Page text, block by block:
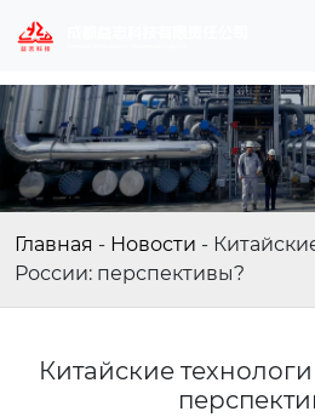
Главная - Новости -
России: перспективы?
Китайские